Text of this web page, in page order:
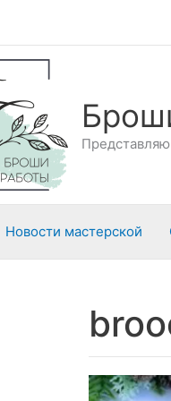
Новости мастерской